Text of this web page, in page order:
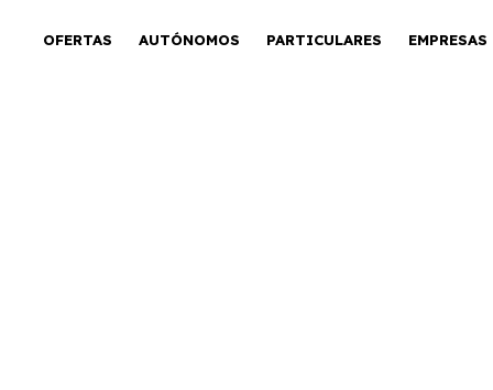
OFERTAS AUTÓNOMOS PARTICULARES EMPRESAS